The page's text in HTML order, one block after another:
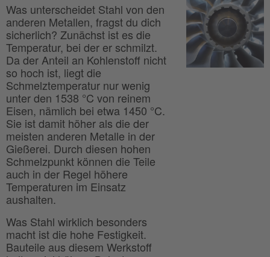
Was unterscheidet Stahl von den
anderen Metallen, fragst du dich
sicherlich? Zunächst ist es die
Temperatur, bei der er schmilzt.
Da der Anteil an Kohlenstoff nicht
so hoch ist, liegt die
Schmelztemperatur nur wenig
unter den 1538 °C von reinem
Eisen, nämlich bei etwa 1450 °C.
Sie ist damit höher als die der
meisten anderen Metalle in der
Gießerei. Durch diesen hohen
Schmelzpunkt können die Teile
auch in der Regel höhere
Temperaturen im Einsatz
aushalten.
Was Stahl wirklich besonders
macht ist die hohe Festigkeit.
Bauteile aus diesem Werkstoff